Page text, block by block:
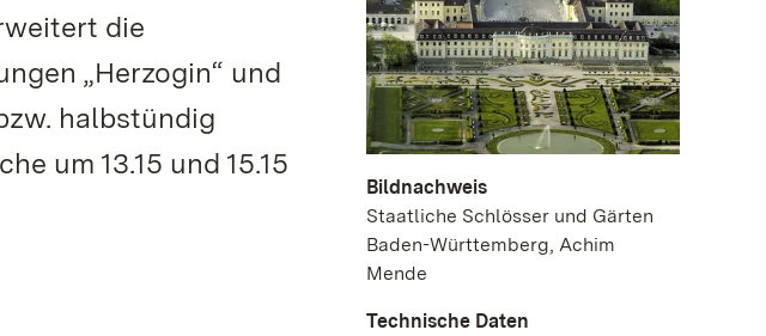
die
„Herzogin“ und
halbstündig
um 13.15 und 15.15
Bildnachweis
Staatliche Schlösser und Gärten
Baden-Württemberg, Achim
Mende
Technische Daten